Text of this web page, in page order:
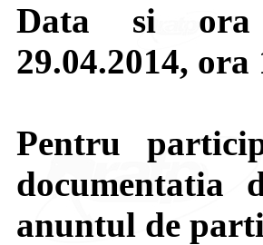
Data si ora
29.04.2014, ora
Pentru
documentatia
anuntul de